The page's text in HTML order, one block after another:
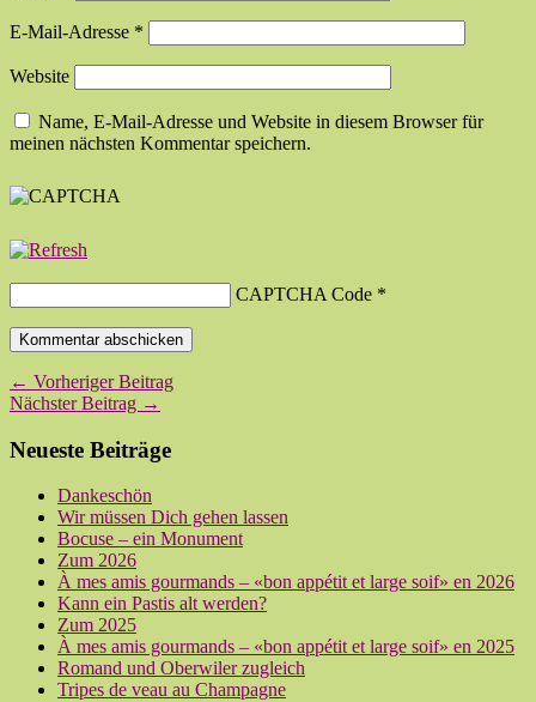
E-Mail-Adresse *
Website
Name, E-Mail-Adresse und Website in diesem Browser für
meinen nächsten Kommentar speichern.
CAPTCHA Code *
← Vorheriger Beitrag
Nächster Beitrag →
Neueste Beiträge
Dankeschön
Wir müssen Dich gehen lassen
Bocuse – ein Monument
Zum 2026
À mes amis gourmands – «bon appétit et large soif» en 2026
Kann ein Pastis alt werden?
Zum 2025
À mes amis gourmands – «bon appétit et large soif» en 2025
Romand und Oberwiler zugleich
Tripes de veau au Champagne